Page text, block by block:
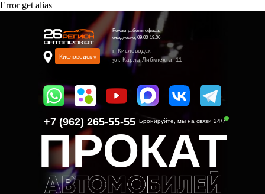
Error get alias
Бронируйте, мы на связи 24/7
ПРОКАТ
г. Кисловодск,
ул. Карла Либкнехта, 11
Режим работы офиса:
ежедневно, 09:00-19:00
Кисловодск v
+7 (962) 265-55-55‬